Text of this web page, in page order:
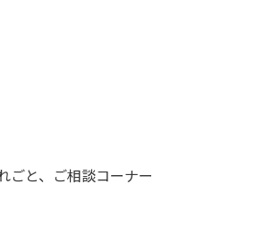
ごと、ご相談コーナー